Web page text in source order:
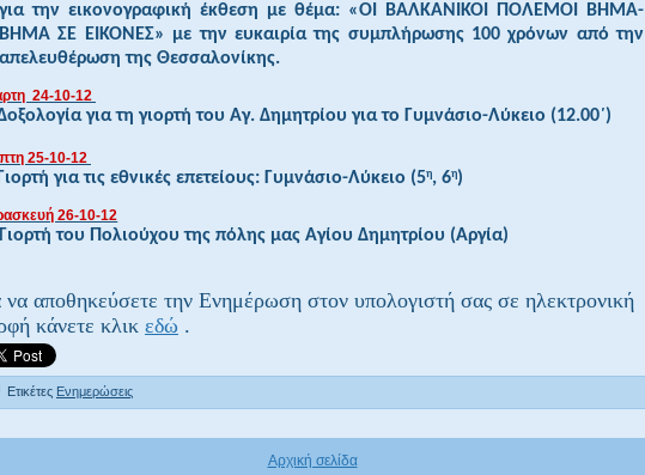
γιατην εικονογραφική έκθεση με θέμα: «ΟΙ ΒΑΛΚΑΝΙΚΟΙ ΠΟΛΕΜΟΙ ΒΗΜΑ-
ΒΗΜΑ ΣΕ ΕΙΚΟΝΕΣ» με την ευκαιρία της συμπλήρωσης 100 χρόνων από την
απελευθέρωσητης Θεσσαλονίκης.
24-10-12
για τη γιορτή του Αγ. Δημητρίου για το Γυμνάσιο-Λύκειο (12.00΄)
25-10-12
για τις εθνικές επετείους: Γυμνάσιο-Λύκειο (5η, 6η)
26-10-12
Γιορτή του Πολιούχου της πόλης μας Αγίου Δημητρίου (Αργία)
να αποθηκεύσετε την Ενημέρωση στον υπολογιστή σας σε ηλεκτρονική
κάνετε κλικ εδώ .
Ετικέτες Ενημερώσεις
Αρχική σελίδα